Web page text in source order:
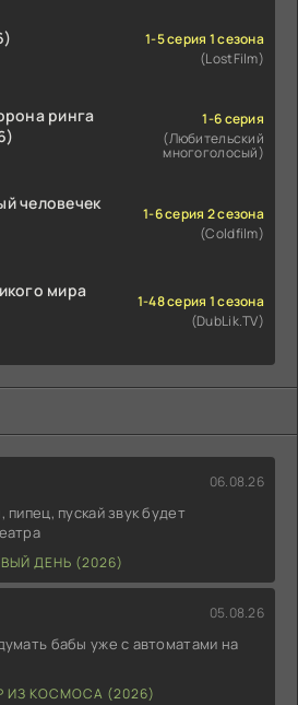
1-5 серия 1 сезона
(LostFilm)
ринга
1-6 серия
(Любительский
многоголосый)
человечек
1-6 серия 2 сезона
(Coldfilm)
мира
1-48 серия 1 сезона
(DubLik.TV)
06.08.26
пускай звук будет
ДЕНЬ (2026)
05.08.26
бабы уже с автоматами на
ИЗ КОСМОСА (2026)